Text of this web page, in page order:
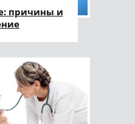
причины и